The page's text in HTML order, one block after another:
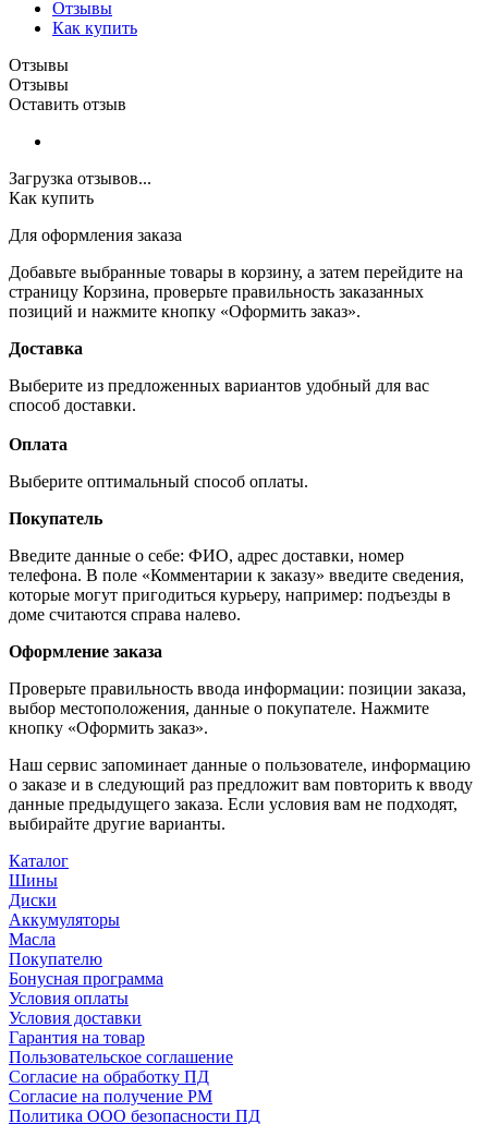
Отзывы
Как купить
Отзывы
Отзывы
Оставить отзыв
Загрузка отзывов...
Как купить
Для оформления заказа
Добавьте выбранные товары в корзину, а затем перейдите на
страницу Корзина, проверьте правильность заказанных
позиций и нажмите кнопку «Оформить заказ».
Доставка
Выберите из предложенных вариантов удобный для вас
способ доставки.
Оплата
Выберите оптимальный способ оплаты.
Покупатель
Введите данные о себе: ФИО, адрес доставки, номер
телефона. В поле «Комментарии к заказу» введите сведения,
которые могут пригодиться курьеру, например: подъезды в
доме считаются справа налево.
Оформление заказа
Проверьте правильность ввода информации: позиции заказа,
выбор местоположения, данные о покупателе. Нажмите
кнопку «Оформить заказ».
Наш сервис запоминает данные о пользователе, информацию
о заказе и в следующий раз предложит вам повторить к вводу
данные предыдущего заказа. Если условия вам не подходят,
выбирайте другие варианты.
Каталог
Шины
Диски
Аккумуляторы
Масла
Покупателю
Бонусная программа
Условия оплаты
Условия доставки
Гарантия на товар
Пользовательское соглашение
Согласие на обработку ПД
Согласие на получение РМ
Политика ООО безопасности ПД